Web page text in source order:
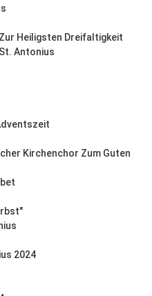
Heiligsten Dreifaltigkeit
Antonius
Kirchenchor Zum Guten
2024